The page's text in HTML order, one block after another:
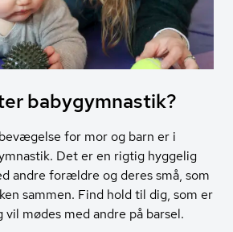
babygymnastik?
for mor og barn er i
Det er en rigtig hyggelig
andre forældre og deres små, som
sammen. Find hold til dig, som er
mødes med andre på barsel.